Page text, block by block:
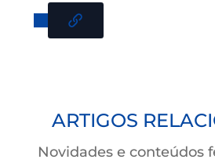
Se você precisa de fôlego
O acesso ao crédito, quando
é a ponte que liga o estado